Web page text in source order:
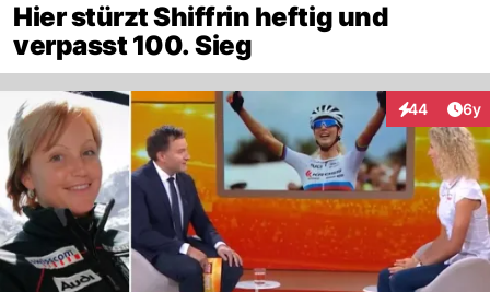
Hier stürzt Shiffrin heftig und
verpasst 100. Sieg
44
Interaktionen
6y